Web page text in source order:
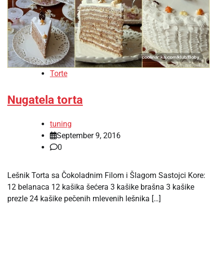
Torte
Nugatela torta
tuning
September 9, 2016
0
Lešnik Torta sa Čokoladnim Filom i Šlagom Sastojci Kore:
12 belanaca 12 kašika šećera 3 kašike brašna 3 kašike
prezle 24 kašike pečenih mlevenih lešnika […]